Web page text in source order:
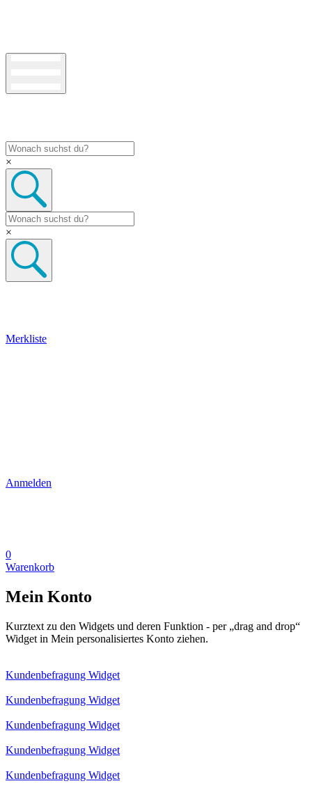
×
×
Merkliste
Anmelden
0
Warenkorb
Mein Konto
Kurztext zu den Widgets und deren Funktion - per „drag and drop“
Widget in Mein personalisiertes Konto ziehen.
Kundenbefragung Widget
Kundenbefragung Widget
Kundenbefragung Widget
Kundenbefragung Widget
Kundenbefragung Widget